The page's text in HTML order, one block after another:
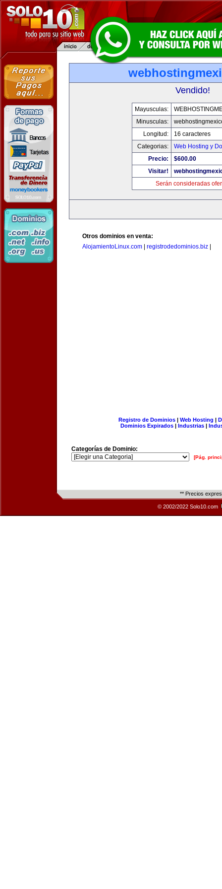
Vendido!
Mayusculas:
Minusculas:
Longitud:
16 caracteres
Categorias:
Web Hosting y
Precio:
$600.00
Visitar!
Serán consideradas
Otros dominios en venta:
AlojamientoLinux.com
registrodedominios.biz
Registro de Dominios| Web Hosting |
Dominios Expirados | Industrias |
Categorías de Dominio:
[Pág.
** Precios
© 2002/2022 Solo10.com